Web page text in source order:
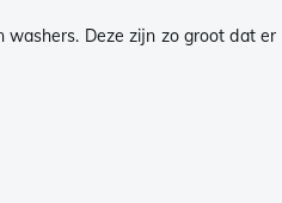
washers. Deze zijn zo groot dat er